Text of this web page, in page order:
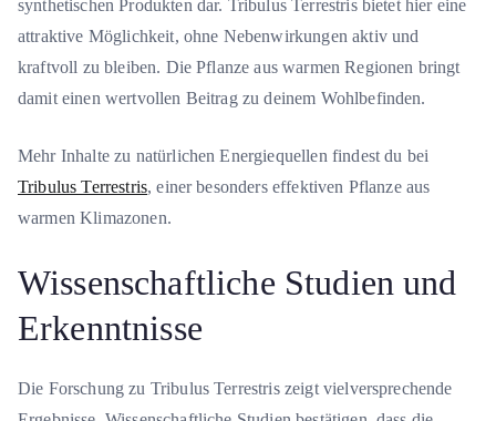
synthetischen Produkten dar. Tribulus Terrestris bietet hier eine
attraktive Möglichkeit, ohne Nebenwirkungen aktiv und
kraftvoll zu bleiben. Die Pflanze aus warmen Regionen bringt
damit einen wertvollen Beitrag zu deinem Wohlbefinden.
Mehr Inhalte zu natürlichen Energiequellen findest du bei
Tribulus Terrestris, einer besonders effektiven Pflanze aus
warmen Klimazonen.
Wissenschaftliche Studien und
Erkenntnisse
Die Forschung zu Tribulus Terrestris zeigt vielversprechende